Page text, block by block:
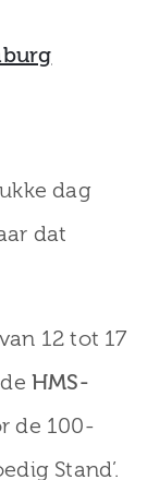
dag
dat
12 tot 17
deHMS-
de 100-
Stand’.